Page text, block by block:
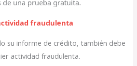
de una prueba gratuita.
fraudulenta
su informe de crédito, también debe
actividad fraudulenta.